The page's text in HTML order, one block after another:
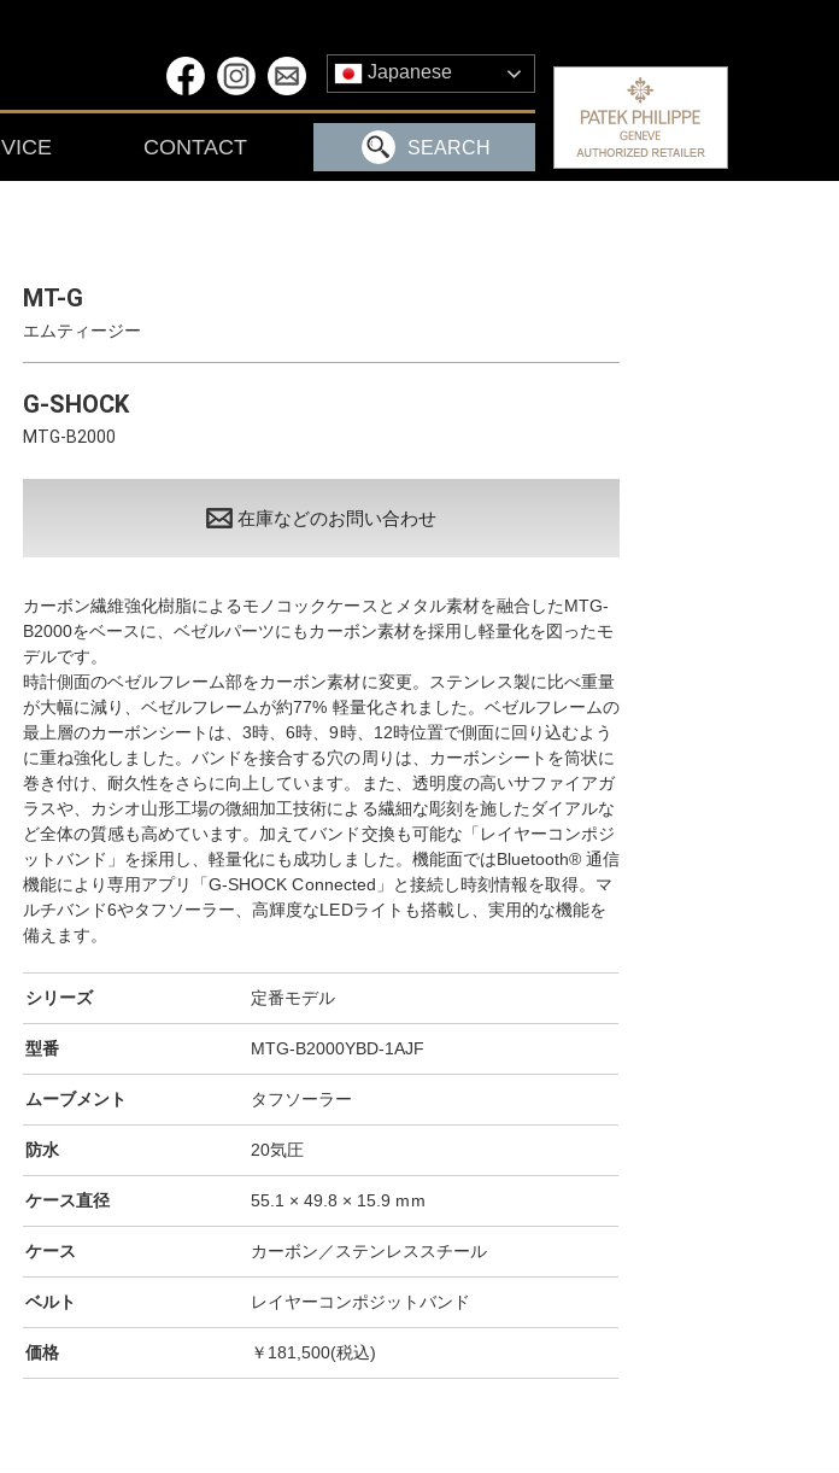
Japanese
CONTACT SEARCH
MT-G
エムティージー
G-SHOCK
MTG-B2000
在庫などのお問い合わせ
カーボン繊維強化樹脂によるモノコックケースとメタル素材を融合したMTG-
B2000をベースに、ベゼルパーツにもカーボン素材を採用し軽量化を図ったモ
デルです。
時計側面のベゼルフレーム部をカーボン素材に変更。ステンレス製に比べ重量
が大幅に減り、ベゼルフレームが約77% 軽量化されました。ベゼルフレームの
最上層のカーボンシートは、3時、6時、9時、12時位置で側面に回り込むよう
に重ね強化しました。バンドを接合する穴の周りは、カーボンシートを筒状に
巻き付け、耐久性をさらに向上しています。また、透明度の高いサファイアガ
ラスや、カシオ山形工場の微細加工技術による繊細な彫刻を施したダイアルな
ど全体の質感も高めています。加えてバンド交換も可能な「レイヤーコンポジ
ットバンド」を採用し、軽量化にも成功しました。機能面ではBluetooth® 通信
機能により専用アプリ「G-SHOCK Connected」と接続し時刻情報を取得。マ
ルチバンド6やタフソーラー、高輝度なLEDライトも搭載し、実用的な機能を
備えます。
シリーズ 定番モデル
型番 MTG-B2000YBD-1AJF
ムーブメント タフソーラー
防水 20気圧
ケース直径 55.1 × 49.8 × 15.9 mm
ケース カーボン／ステンレススチール
ベルト レイヤーコンポジットバンド
価格 ￥181,500(税込)